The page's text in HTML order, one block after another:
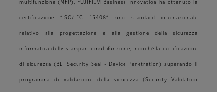
multifunzione (MFP), FUJIFILM Business Innovation ha ottenuto la
certificazione “ISO/IEC 15408”, uno standard internazionale
relativo alla progettazione e alla gestione della sicurezza
informatica delle stampanti multifunzione, nonché la certificazione
di sicurezza (BLI Security Seal - Device Penetration) superando il
programma di validazione della sicurezza (Security Validation